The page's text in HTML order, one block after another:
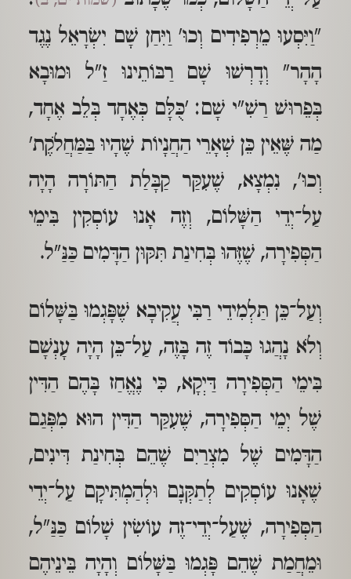
"וַיִּסְעוּ מֵרְפִידִים וְכוּ' וַיִּחַן שָׁם יִשְׂרָאֵל נֶגֶד
הָהָר" וְדָרְשׁוּ שָׁם רַבּוֹתֵינוּ זַ"ל וּמוּבָא
בְּפֵרוּשׁ רַשִׁ"י שָׁם: 'כֻּלָּם כְּאֶחָד בְּלֵב אֶחָד,
מַה שֶּׁאֵין כֵּן שְׁאָרֵי הַחֲנָיוֹת שֶׁהָיוּ בַּמַּחֲלֹקֶת'
וְכוּ', נִמְצָא, שֶׁעִקַּר קַבָּלַת הַתּוֹרָה הָיָה
עַל־יְדֵי הַשָּׁלוֹם, וְזֶה אָנוּ עוֹסְקִין בִּימֵי
הַסְּפִירָה, שֶׁזֶּהוּ בְּחִינַת תִּקּוּן הַדָּמִים כַּנַּ"ל.
וְעַל־כֵּן תַּלְמִידֵי רַבִּי עֲקִיבָא שֶׁפָּגְמוּ בַּשָּׁלוֹם
וְלֹא נָהֲגוּ כָּבוֹד זֶה בָּזֶה, עַל־כֵּן הָיָה עָנְשָׁם
בִּימֵי הַסְּפִירָה דַּיְקָא, כִּי נֶאֱחַז בָּהֶם הַדִּין
שֶׁל יְמֵי הַסְּפִירָה, שֶׁעִקַּר הַדִּין הוּא מִפְּגַם
הַדָּמִים שֶׁל מִצְרַיִם שֶׁהֵם בְּחִינַת דִּינִים,
שֶׁאָנוּ עוֹסְקִים לְתַקְּנָם וּלְהַמְתִּיקָם עַל־יְדֵי
הַסְּפִירָה, שֶׁעַל־יְדֵי־זֶה עוֹשִׂין שָׁלוֹם כַּנַּ"ל,
וּמֵחֲמַת שֶׁהֵם פָּגְמוּ בַּשָּׁלוֹם וְהָיָה בֵּינֵיהֶם